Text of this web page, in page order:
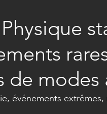
de modes
événements extrêmes,